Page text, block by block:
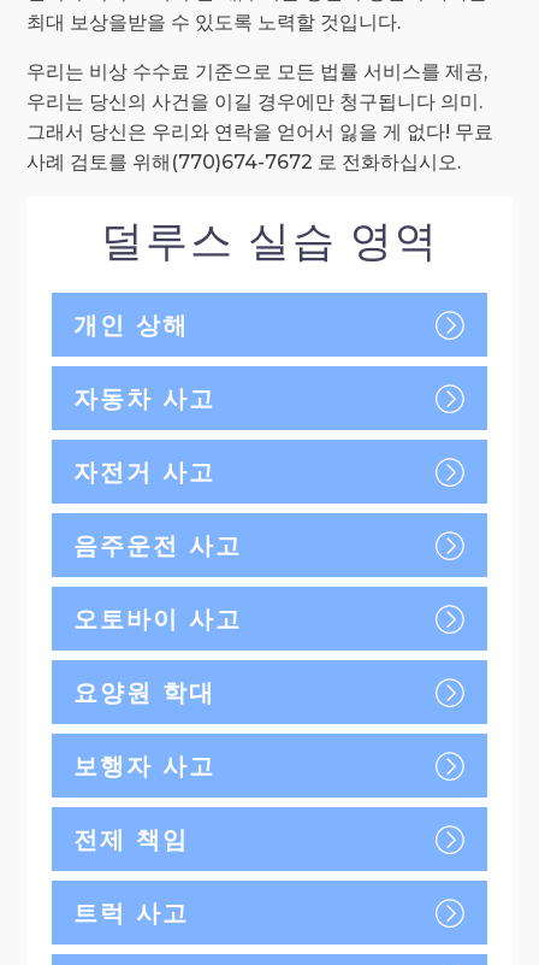
최대 보상을받을 수 있도록 노력할 것입니다.
우리는 비상 수수료 기준으로 모든 법률 서비스를 제공,
우리는 당신의 사건을 이길 경우에만 청구됩니다 의미.
그래서 당신은 우리와 연락을 얻어서 잃을 게 없다! 무료
사례 검토를 위해(770)674-7672 로 전화하십시오.
덜루스 실습 영역
개인 상해
자동차 사고
자전거 사고
음주운전 사고
오토바이 사고
요양원 학대
보행자 사고
전제 책임
트럭 사고